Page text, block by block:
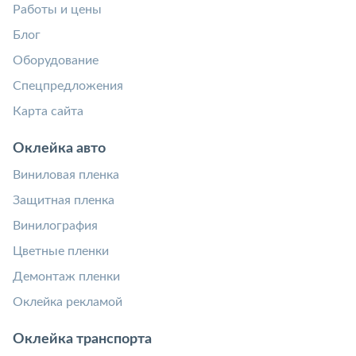
Работы и цены
Блог
Оборудование
Спецпредложения
Карта сайта
Оклейка авто
Виниловая пленка
Защитная пленка
Винилография
Цветные пленки
Демонтаж пленки
Оклейка рекламой
Оклейка транспорта